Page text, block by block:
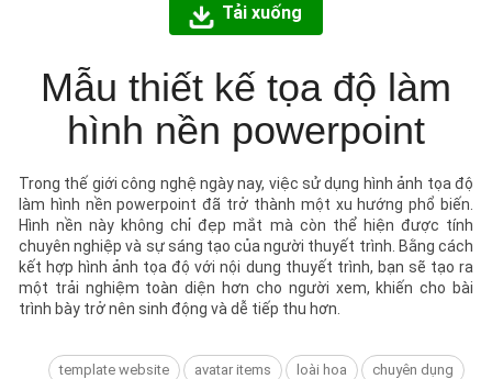
Tải xuống
Mẫu thiết kế tọa độ làm
hình nền powerpoint
Trong thế giới công nghệ ngày nay, việc sử dụng hình ảnh tọa độ
làm hình nền powerpoint đã trở thành một xu hướng phổ biến.
Hình nền này không chỉ đẹp mắt mà còn thể hiện được tính
chuyên nghiệp và sự sáng tạo của người thuyết trình. Bằng cách
kết hợp hình ảnh tọa độ với nội dung thuyết trình, bạn sẽ tạo ra
một trải nghiệm toàn diện hơn cho người xem, khiến cho bài
trình bày trở nên sinh động và dễ tiếp thu hơn.
template website avatar items loài hoa chuyên dụng